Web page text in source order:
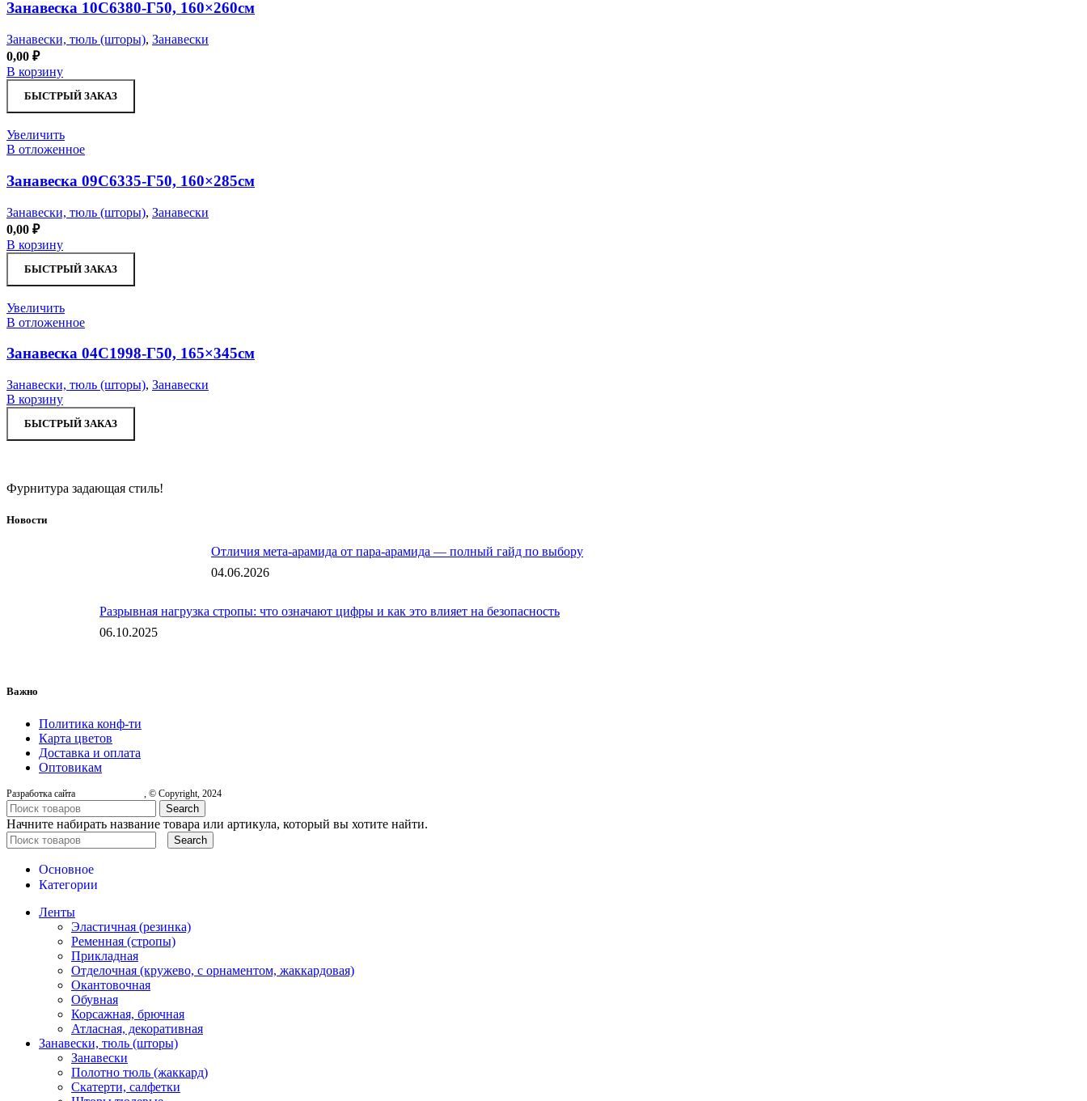
Занавеска 10С6380-Г50, 160×260см
Занавески, тюль (шторы), Занавески
0,00 ₽
В корзину
БЫСТРЫЙ ЗАКАЗ
Увеличить
В отложенное
Занавеска 09С6335-Г50, 160×285см
Занавески, тюль (шторы), Занавески
0,00 ₽
В корзину
БЫСТРЫЙ ЗАКАЗ
Увеличить
В отложенное
Занавеска 04С1998-Г50, 165×345см
Занавески, тюль (шторы), Занавески
В корзину
БЫСТРЫЙ ЗАКАЗ
Фурнитура задающая стиль!
Новости
Отличия мета-арамида от пара-арамида — полный гайд по выбору
04.06.2026
Разрывная нагрузка стропы: что означают цифры и как это влияет на безопасность
06.10.2025
Важно
Политика конф-ти
Карта цветов
Доставка и оплата
Оптовикам
Разработка сайта , © Copyright, 2024
Search
Начните набирать название товара или артикула, который вы хотите найти.
Search
Основное
Категории
Ленты
Эластичная (резинка)
Ременная (стропы)
Прикладная
Отделочная (кружево, с орнаментом, жаккардовая)
Окантовочная
Обувная
Корсажная, брючная
Атласная, декоративная
Занавески, тюль (шторы)
Занавески
Полотно тюль (жаккард)
Скатерти, салфетки